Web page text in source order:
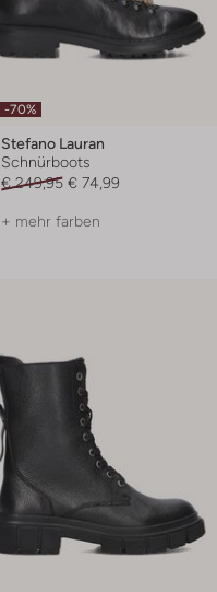
-70%
Stefano Lauran
Schnürboots
€ 249,95 € 74,99
+ mehr farben